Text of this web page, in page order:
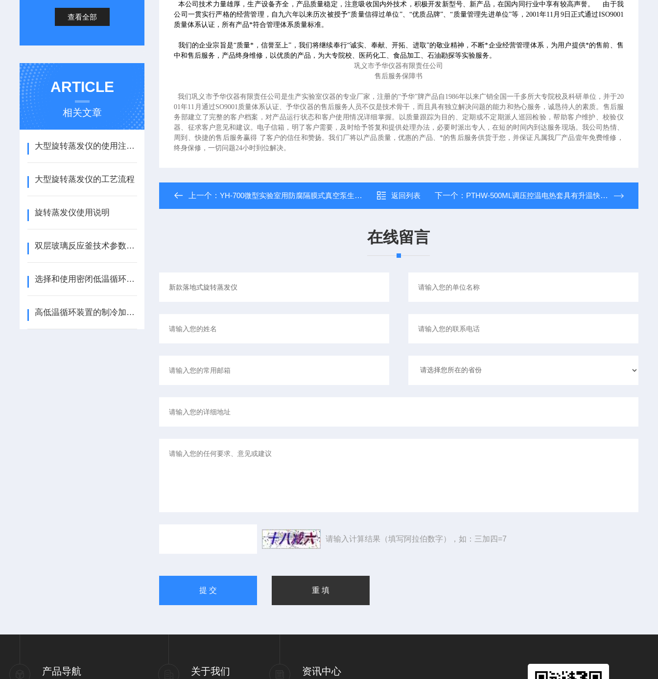
查看全部
ARTICLE
相关文章
大型旋转蒸发仪的使用注意事项有哪些？
大型旋转蒸发仪的工艺流程
旋转蒸发仪使用说明
双层玻璃反应釜技术参数与配置
选择和使用密闭低温循环器：科研人员的指南
高低温循环装置的制冷加热控温系统采用什么高科技设计？
本公司技术力量雄厚，生产设备齐全，产品质量稳定，注意吸收国内外技术，积极开发新型号、新产品，在国内同行业中享有较高声誉。
由于我
公司一贯实行严格的经营管理，自九六年以来历次被授予“质量信得过单位”、“优质品牌”、“质量管理先进单位”等，2001年11月9日正式通过ISO9001
质量体系认证，所有产品*符合管理体系质量标准。
我们的企业宗旨是“质量*，信誉至上”，我们将继续奉行“诚实、奉献、开拓、进取”的敬业精神，不断*企业经营管理体系，为用户提供*的售前、售
中和售后服务，产品终身维修，以优质的产品，为大专院校、医药化工、食品加工、石油勘探等实验服务。
巩义市予华仪器有限责任公司
售后服务保障书
我们巩义市予华仪器有限责任公司是生产实验室仪器的专业厂家，注册的“予华”牌产品自1986年以来广销全国一千多所大专院校及科研单位，并于20
01年11月通过SO9001质量体系认证、予华仪器的售后服务人员不仅是技术骨干，而且具有独立解决问题的能力和热心服务，诚恳待人的素质。售后服
务部建立了完整的客户档案，对产品运行状态和客户使用情况详细掌握。以质量跟踪为目的、定期或不定期派人巡回检验，帮助客户维护、校验仪
器、征求客户意见和建议。电子信箱，明了客户需要，及时给予答复和提供处理办法，必要时派出专人，在短的时间内到达服务现场。我公司热情、
周到、快捷的售后服务赢得 了客户的信任和赞扬。我们厂将以产品质量，优惠的产品、*的售后服务供货于您，并保证凡属我厂产品壹年免费维修，
终身保修，一切问题24小时到位解决。
上一个：YH-700微型实验室用防腐隔膜式真空泵生产厂家 返回列表 下一个： PTHW-500ML调压控温电热套具有升温快 温度高 操作简便
在线留言
请输入计算结果（填写阿拉伯数字），如：三加四=7
产品导航 关于我们 资讯中心